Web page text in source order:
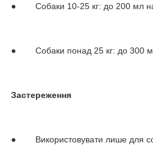
● Собаки 10-25 кг: до 200 мл
● Собаки понад 25 кг: до 300
Застереження
● Використовувати лише для